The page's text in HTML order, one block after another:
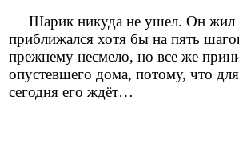
Шарик никуда не ушел. Он жил в
приближался хотя бы на пять
прежнему несмело, но все же
опустевшего дома, потому, что
сегодня его ждёт…